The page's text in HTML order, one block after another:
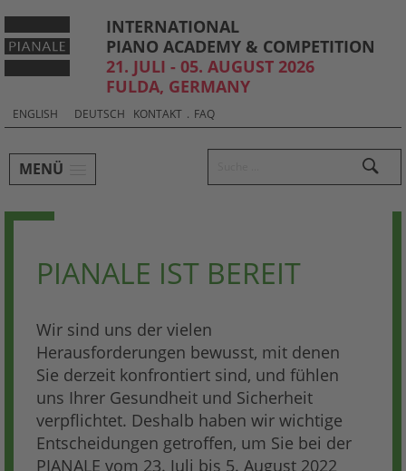
INTERNATIONAL
PIANO ACADEMY & COMPETITION
21. JULI - 05. AUGUST 2026
FULDA, GERMANY
Select
your
ENGLISH DEUTSCH KONTAKT . FAQ
MENÜ
Untermenü
PIANALE IST BEREIT
Wir sind uns der vielen
Herausforderungen bewusst, mit denen
Sie derzeit konfrontiert sind, und fühlen
uns Ihrer Gesundheit und Sicherheit
verpflichtet. Deshalb haben wir wichtige
Entscheidungen getroffen, um Sie bei der
PIANALE vom 23. Juli bis 5. August 2022